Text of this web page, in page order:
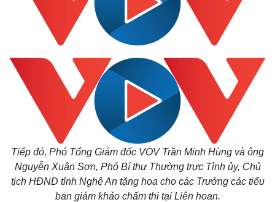
Tiếp đó, Phó Tổng Giám đốc VOV Trần Minh Hùng và ông
Nguyễn Xuân Sơn, Phó Bí thư Thường trực Tỉnh ủy, Chủ
tịch HĐND tỉnh Nghệ An tặng hoa cho các Trưởng các tiểu
ban giám khảo chấm thi tại Liên hoan.